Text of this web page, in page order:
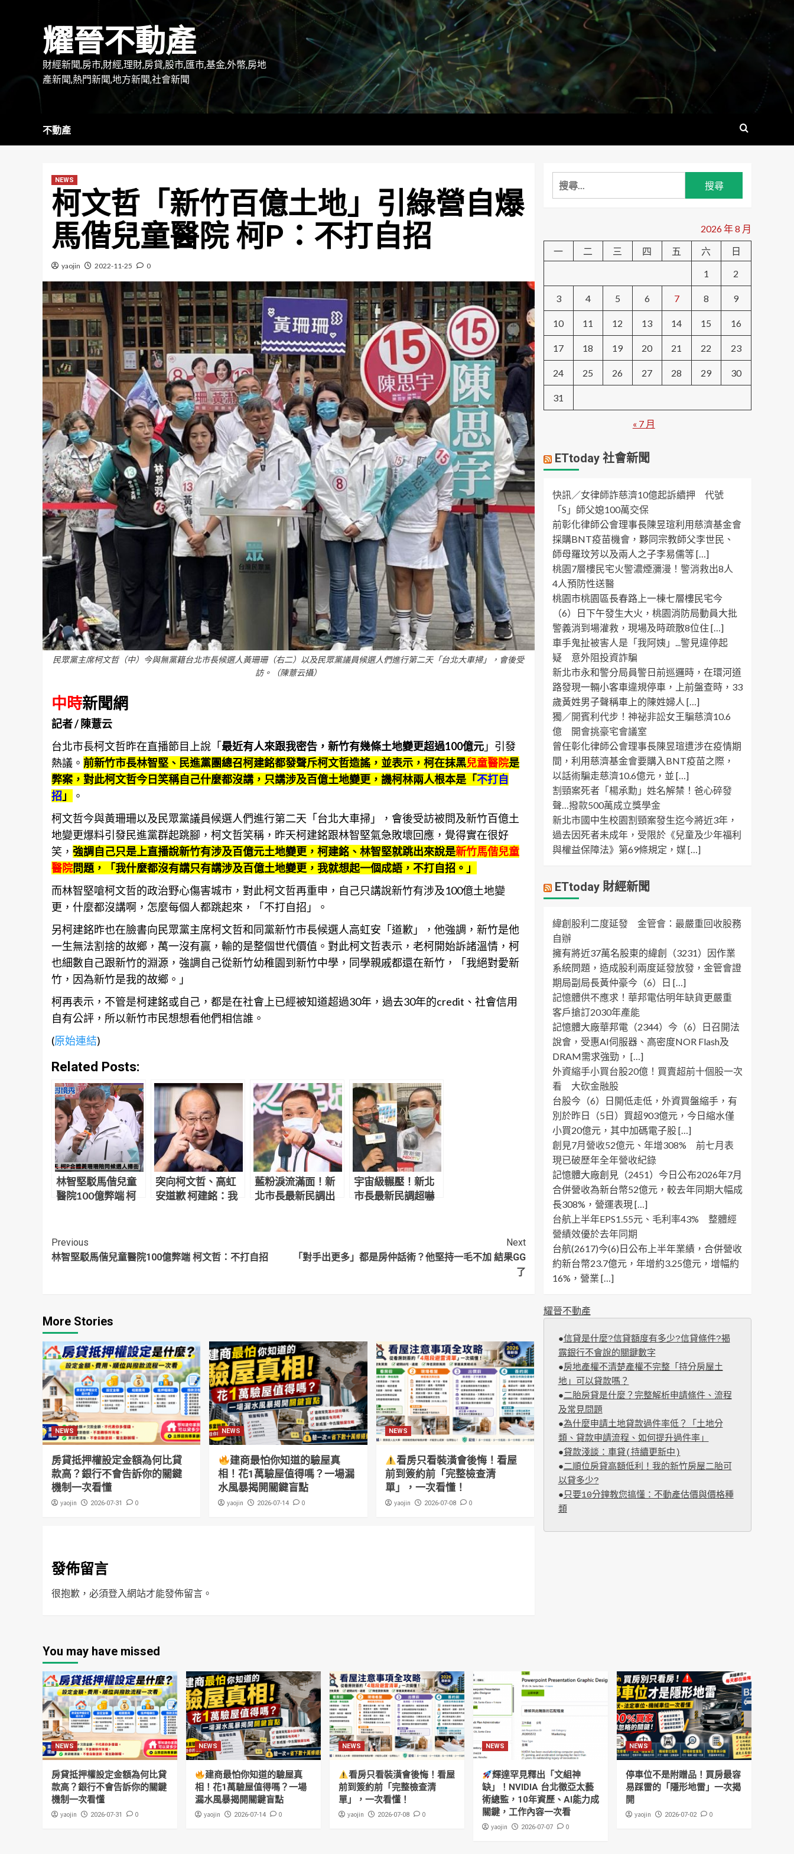
耀晉不動產
財經新聞,房市,財經,理財,房貸,股市,匯市,基金,外幣,房地
產新聞,熱門新聞,地方新聞,社會新聞
不動產
NEWS
柯文哲「新竹百億土地」引綠營自爆
馬偕兒童醫院 柯P：不打自招
yaojin 2022-11-25 0
民眾黨主席柯文哲（中）今與無黨籍台北市長候選人黃珊珊（右二）以及民眾黨議員候選人們進行第二天「台北大車掃」，會後受
訪。（陳薏云攝）
中時新聞網
記者 / 陳薏云
台北市長柯文哲昨在直播節目上說「最近有人來跟我密告，新竹有幾條土地變更超過100億元 」引發
熱議。 前新竹市長林智堅、民進黨團總召柯建銘都發聲斥柯文哲造謠，並表示，柯在抹黑兒童醫院是
弊案，對此柯文哲今日笑稱自己什麼都沒講，只講涉及百億土地變更，譏柯林兩人根本是「不打自
招 」
。
柯文哲今與黃珊珊以及民眾黨議員候選人們進行第二天「台北大車掃」，會後受訪被問及新竹百億土
地變更爆料引發民進黨群起跳腳，柯文哲笑稱，昨天柯建銘跟林智堅氣急敗壞回應，覺得實在很好
笑， 強調自己只是上直播說新竹有涉及百億元土地變更，柯建銘、林智堅就跳出來說是新竹馬偕兒童
醫院問題，「我什麼都沒有講只有講涉及百億土地變更，我就想起一個成語，不打自招。」
而林智堅嗆柯文哲的政治野心傷害城市，對此柯文哲再重申，自己只講說新竹有涉及100億土地變
更，什麼都沒講啊，怎麼每個人都跳起來，「不打自招」。
另柯建銘昨也在臉書向民眾黨主席柯文哲和同黨新竹市長候選人高虹安「道歉」，他強調， 新竹是他
一生無法割捨的故鄉，萬一沒有贏，輸的是整個世代價值。對此柯文哲表示，老柯開始訴諸溫情，柯
也細數自己跟新竹的淵源，強調自己從新竹幼稚園到新竹中學，同學親戚都還在新竹 ，「我絕對愛新
竹，因為新竹是我的故鄉。」
柯再表示，不管是柯建銘或自己，都是在社會上已經被知道超過30年，過去30年的credit、社會信用
自有公評，所以新竹市民想想看他們相信誰。
(原始連結)
Related Posts:
林智堅駁馬偕兒童
醫院100億弊端 柯
突向柯文哲、高虹
安道歉 柯建銘：我
藍粉淚流滿面！新
北市長最新民調出
宇宙級輾壓！新北
市長最新民調超嚇
Continue
Reading
Previous
林智堅駁馬偕兒童醫院100億弊端 柯文哲：不打自招
Next
「對手出更多」都是房仲話術？他堅持一毛不加 結果GG
了
More Stories
NEWS
房貸抵押權設定金額為何比貸
款高？銀行不會告訴你的關鍵
機制一次看懂
yaojin 2026-07-31 0
NEWS
建商最怕你知道的驗屋真
相！花1萬驗屋值得嗎？一場漏
水風暴揭開關鍵盲點
yaojin 2026-07-14 0
NEWS
看房只看裝潢會後悔！看屋
前到簽約前「完整檢查清
單」，一次看懂！
yaojin 2026-07-08 0
發佈留言
很抱歉，必須登入網站才能發佈留言。
搜
尋
字:
2026 年 8 月
一
二 三 四 五 六
日
1
2
3 4 5 6 7 8 9
10 11 12 13 14 15 16
17 18 19 20 21 22 23
24 25 26 27 28 29 30
31
« 7 月
ETtoday 社會新聞
快訊／女律師詐慈濟10億起訴續押 代號
「S」師父媳100萬交保
前彰化律師公會理事長陳昱瑄利用慈濟基金會
採購BNT疫苗機會，夥同宗教師父李世民、
師母羅玟芳以及兩人之子李易儒等 […]
桃園7層樓民宅火警濃煙瀰漫！警消救出8人
4人預防性送醫
桃園市桃園區長春路上一棟七層樓民宅今
（6）日下午發生大火，桃園消防局動員大批
警義消到場灌救，現場及時疏散8位住 […]
車手鬼扯被害人是「我阿姨」...警見違停起
疑 意外阻投資詐騙
新北市永和警分局員警日前巡邏時，在環河道
路發現一輛小客車違規停車，上前盤查時，33
歲黃姓男子聲稱車上的陳姓婦人 […]
獨／開賓利代步！神祕非訟女王騙慈濟10.6
億 開會挑豪宅會議室
曾任彰化律師公會理事長陳昱瑄遭涉在疫情期
間，利用慈濟基金會要購入BNT疫苗之際，
以話術騙走慈濟10.6億元，並 […]
割頸案死者「楊承勳」姓名解禁！爸心碎發
聲…撥款500萬成立獎學金
新北市國中生校園割頸案發生迄今將近3年，
過去因死者未成年，受限於《兒童及少年福利
與權益保障法》第69條規定，媒 […]
ETtoday 財經新聞
緯創股利二度延發 金管會：最嚴重回收股務
自辦
擁有將近37萬名股東的緯創（3231）因作業
系統問題，造成股利兩度延發放發，金管會證
期局副局長黃仲豪今（6）日 […]
記憶體供不應求！華邦電估明年缺貨更嚴重
客戶搶訂2030年產能
記憶體大廠華邦電（2344）今（6）日召開法
說會，受惠AI伺服器、高密度NOR Flash及
DRAM需求強勁， […]
外資縮手小買台股20億！買賣超前十個股一次
看 大砍金融股
台股今（6）日開低走低，外資買盤縮手，有
別於昨日（5日）買超903億元，今日縮水僅
小買20億元，其中加碼電子股 […]
創見7月營收52億元、年增308% 前七月表
現已破歷年全年營收紀錄
記憶體大廠創見（2451）今日公布2026年7月
合併營收為新台幣52億元，較去年同期大幅成
長308%，營運表現 […]
台航上半年EPS1.55元、毛利率43% 整體經
營績效優於去年同期
台航(2617)今(6)日公布上半年業績，合併營收
約新台幣23.7億元，年增約3.25億元，增幅約
16%，營業 […]
耀晉不動產
●信貸是什麼?信貸額度有多少?信貸條件?揭
露銀行不會說的關鍵數字
●房地產權不清楚產權不完整「持分房屋土
地」可以貸款嗎？
●二胎房貸是什麼？完整解析申請條件、流程
及常見問題
●為什麼申請土地貸款過件率低？「土地分
類、貸款申請流程、如何提升過件率」
●貸款淺談：車貸(持續更新中)
●二順位房貸高額低利！我的新竹房屋二胎可
以貸多少?
●只要10分鐘教您搞懂：不動產估價與價格種
類
You may have missed
NEWS
房貸抵押權設定金額為何比貸
款高？銀行不會告訴你的關鍵
機制一次看懂
yaojin 2026-07-31 0
NEWS
建商最怕你知道的驗屋真
相！花1萬驗屋值得嗎？一場
漏水風暴揭開關鍵盲點
yaojin 2026-07-14 0
NEWS
看房只看裝潢會後悔！看屋
前到簽約前「完整檢查清
單」，一次看懂！
yaojin 2026-07-08 0
NEWS
輝達罕見釋出「文組神
缺」！NVIDIA 台北徵亞太藝
術總監，10年資歷、AI能力成
關鍵，工作內容一次看
yaojin 2026-07-07 0
NEWS
停車位不是附贈品！買房最容
易踩雷的「隱形地雷」一次揭
開
yaojin 2026-07-02 0